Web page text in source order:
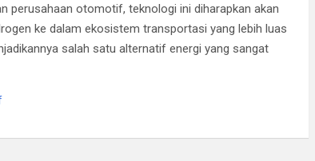
perusahaan otomotif, teknologi ini diharapkan akan
ke dalam ekosistem transportasi yang lebih luas
salah satu alternatif energi yang sangat